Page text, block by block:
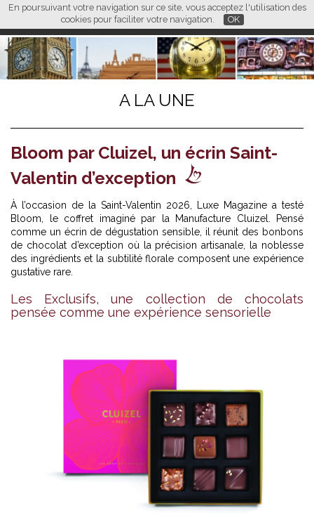
En poursuivant votre navigation sur ce site, vous acceptez l'utilisation des
cookies pour faciliter votre navigation.
OK
FR EN CN
L M
A LA UNE
Bloom par Cluizel, un écrin Saint-
Valentin d’exception
À l’occasion de la Saint-Valentin 2026, Luxe Magazine a testé
Bloom, le coffret imaginé par la Manufacture Cluizel. Pensé
comme un écrin de dégustation sensible, il réunit des bonbons
de chocolat d’exception où la précision artisanale, la noblesse
des ingrédients et la subtilité florale composent une expérience
gustative rare.
Les Exclusifs, une collection de chocolats
pensée comme une expérience sensorielle